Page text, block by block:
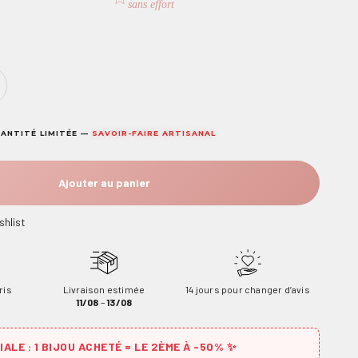
sans effort
LIMITÉE — SAVOIR-FAIRE ARTISANAL
Ajouter au panier
Livraison estimée
11/08 –13/08
14 jours pour changer d’avis
: 1 BIJOU ACHETÉ = LE 2ÈME À -50% ✨